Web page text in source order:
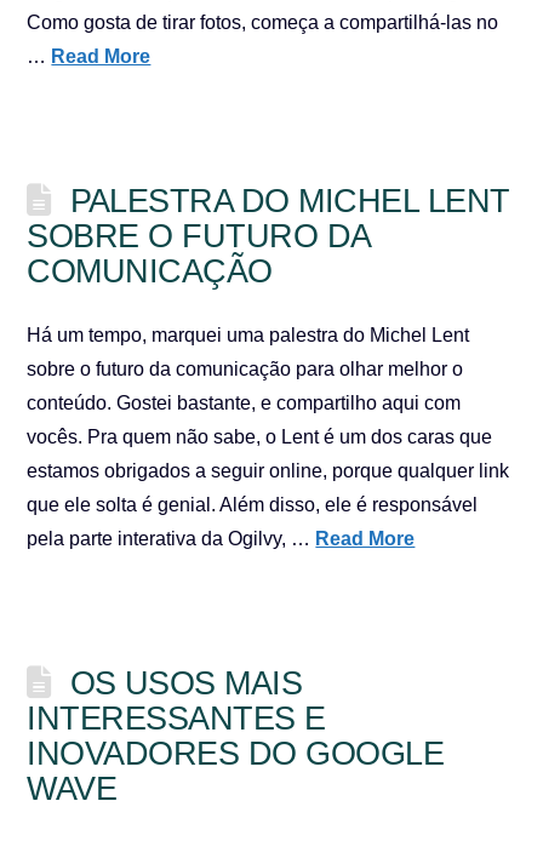
Como gosta de tirar fotos, começa a compartilhá-las no
… Read More
PALESTRA DO MICHEL LENT
SOBRE O FUTURO DA
COMUNICAÇÃO
Há um tempo, marquei uma palestra do Michel Lent
sobre o futuro da comunicação para olhar melhor o
conteúdo. Gostei bastante, e compartilho aqui com
vocês. Pra quem não sabe, o Lent é um dos caras que
estamos obrigados a seguir online, porque qualquer link
que ele solta é genial. Além disso, ele é responsável
pela parte interativa da Ogilvy, … Read More
OS USOS MAIS
INTERESSANTES E
INOVADORES DO GOOGLE
WAVE